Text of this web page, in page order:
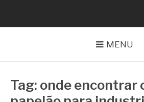
MENU
Tag: onde encontrar